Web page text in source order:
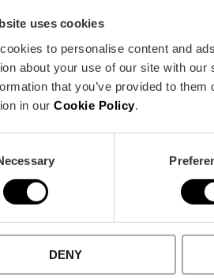
uses cookies
to personalise content and
about your use of our site with
that you’ve provided to
in our Cookie Policy
DENY
7 (Bajoº floor) 46010